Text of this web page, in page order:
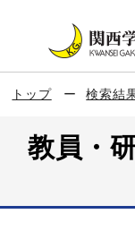
トップ 検索結
教員・